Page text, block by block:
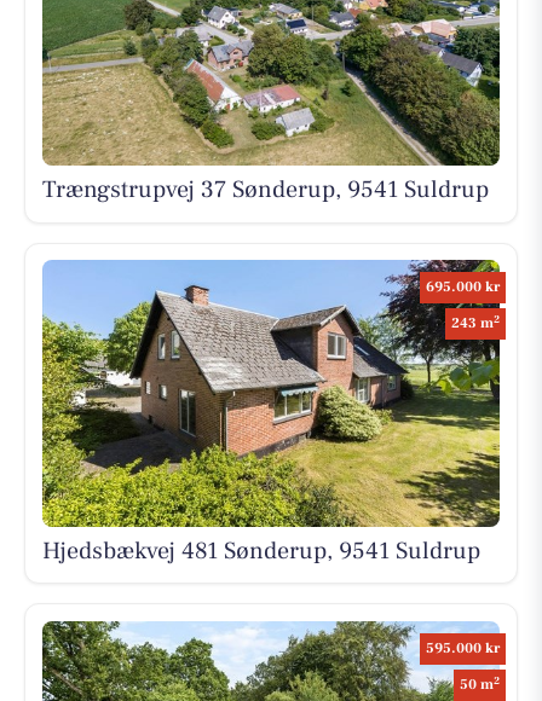
Trængstrupvej 37 Sønderup, 9541 Suldrup
695.000 kr
243 m2
Hjedsbækvej 481 Sønderup, 9541 Suldrup
595.000 kr
50 m2